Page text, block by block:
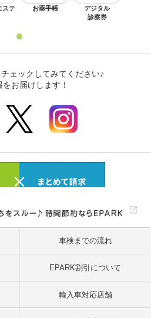
車検までの流れ
EPARK割引について
輸入車対応店舗